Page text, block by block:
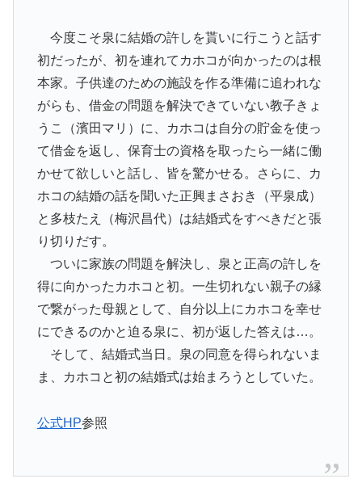
今度こそ泉に結婚の許しを貰いに行こうと話す
初だったが、初を連れてカホコが向かったのは根
本家。子供達のための施設を作る準備に追われな
がらも、借金の問題を解決できていない教子きょ
うこ（濱田マリ）に、カホコは自分の貯金を使っ
て借金を返し、保育士の資格を取ったら一緒に働
かせて欲しいと話し、皆を驚かせる。さらに、カ
ホコの結婚の話を聞いた正興まさおき（平泉成）
と多枝たえ（梅沢昌代）は結婚式をすべきだと張
り切りだす。
ついに家族の問題を解決し、泉と正高の許しを
得に向かったカホコと初。一生切れない親子の縁
で繋がった母親として、自分以上にカホコを幸せ
にできるのかと迫る泉に、初が返した答えは…。
そして、結婚式当日。泉の同意を得られないま
ま、カホコと初の結婚式は始まろうとしていた。
公式HP参照